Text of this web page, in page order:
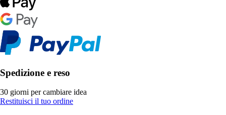
Spedizione e reso
30 giorni per cambiare idea
Restituisci il tuo ordine